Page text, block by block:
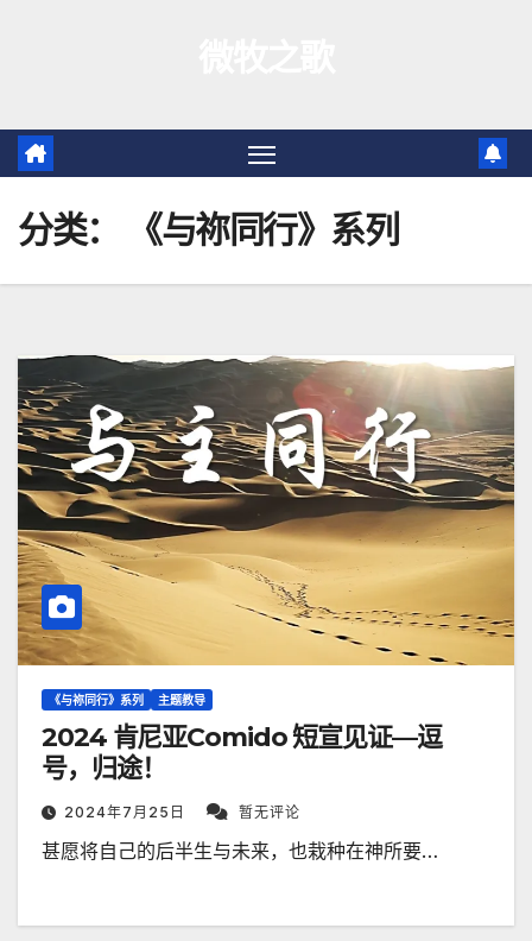
容
分类： 《与祢同行》系列
《与祢同行》系列 主题教导
2024 肯尼亚Comido 短宣见证—逗
号，归途！
2024年7月25日 暂无评论
甚愿将自己的后半生与未来，也栽种在神所要…